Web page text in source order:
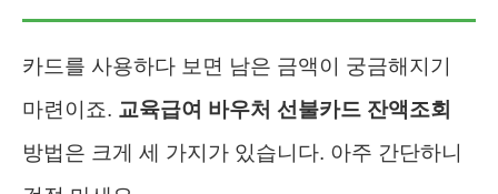
카드를 사용하다 보면 남은 금액이 궁금해지기
마련이죠. 교육급여 바우처 선불카드 잔액조회
방법은 크게 세 가지가 있습니다. 아주 간단하니